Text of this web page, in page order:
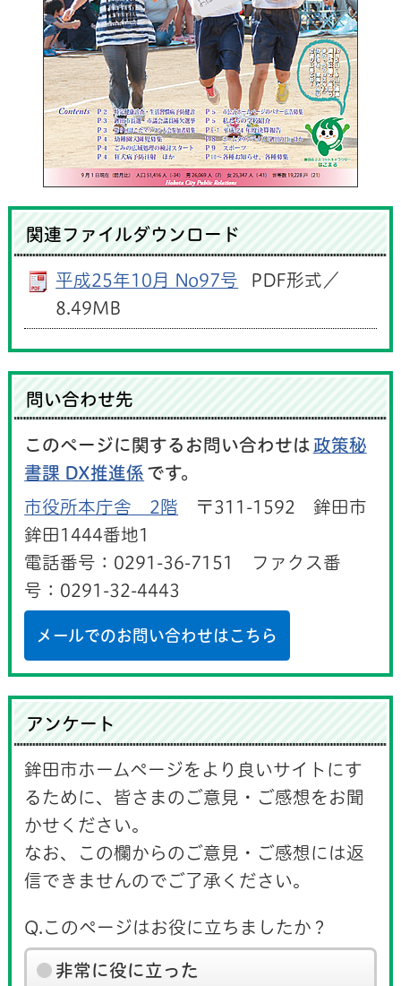
関連ファイルダウンロード
平成25年10月 No97号
PDF形式／
8.49MB
問い合わせ先
このページに関するお問い合わせは 政策秘
書課 DX推進係 です。
市役所本庁舎 2階 〒311-1592 鉾田市
鉾田1444番地1
電話番号：0291-36-7151 ファクス番
号：0291-32-4443
メールでのお問い合わせはこちら
アンケート
鉾田市ホームページをより良いサイトにす
るために、皆さまのご意見・ご感想をお聞
かせください。
なお、この欄からのご意見・ご感想には返
信できませんのでご了承ください。
Q.このページはお役に立ちましたか？
非常に役に立った